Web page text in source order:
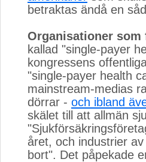
betraktas ändå en
Organisationer som
kallad "single-payer
kongressens
"single-payer health
mainstream-medias
dörrar - och ibland
skälet till att allmän
året, och industrier
bort". Det påpekade